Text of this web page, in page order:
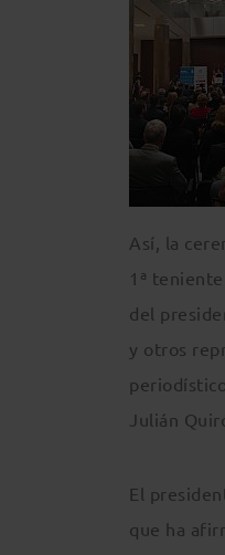
Así, la
1ª
del
y otros
Julián
El
que ha